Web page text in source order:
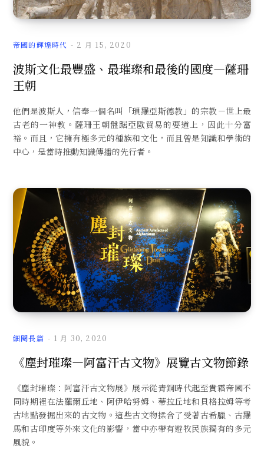
帝國的輝煌時代 2 月 15, 2020
波斯文化最豐盛、最璀璨和最後的國度—薩珊
王朝
他們是波斯人，信奉一個名叫「瑣羅亞斯德教」的宗教－世上最
古老的一神教。薩珊王朝盤踞亞歐貿易的要道上，因此十分富
裕。而且，它擁有極多元的種族和文化，而且曾是知識和學術的
中心，是當時推動知識傳播的先行者。
細閱長篇 1 月 30, 2020
《塵封璀璨—阿富汗古文物》展覽古文物節錄
《塵封璀璨：阿富汗古文物展》展示從青銅時代起至貴霜帝國不
同時期裡在法羅爾丘地、阿伊哈努姆、蒂拉丘地和貝格拉姆等考
古地點發掘出來的古文物。這些古文物揉合了受著古希臘、古羅
馬和古印度等外來文化的影響，當中亦帶有遊牧民族獨有的多元
風貌。